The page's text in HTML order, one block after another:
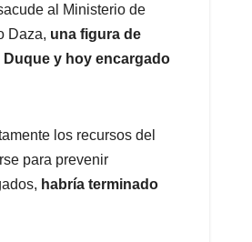
al Ministerio de
Daza, una figura de
y hoy encargado
los recursos del
para prevenir
habría terminado